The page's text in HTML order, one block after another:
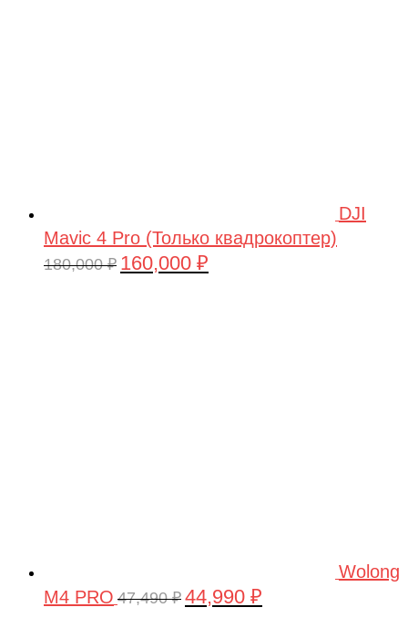
DJI
Mavic 4 Pro (Только квадрокоптер)
180,000₽ Первоначальная
160,000 ₽
Wolong
M4 PRO 47,490₽ Первоначальная
44,990 ₽